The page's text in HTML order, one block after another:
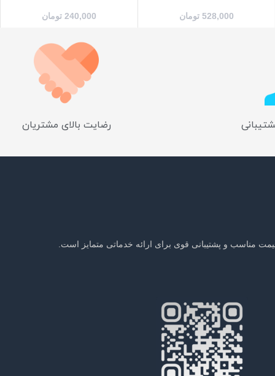
528,000 تومان 240,000 تومان
رضایت بالای مشتریان
مناسب و پشتیبانی قوی برای ارائه خدماتی متمایز است.